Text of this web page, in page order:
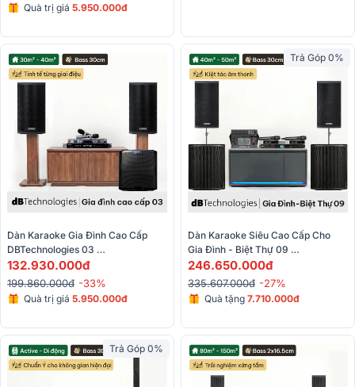
Quà trị giá 5.950.000đ
Dàn Karaoke Gia Đình Cao Cấp
DBTechnologies 03
(dBTechnologies Vio X12, BIK BPR-
5800, Alto TS15S, BBS-S290D)
132.930.000đ
199.860.000đ -33%
Quà trị giá 5.950.000đ
Trả Góp 0%
Dàn Karaoke Siêu Cao Cấp Cho
Gia Đình - Biệt Thự 09
(dBTechnologies Vio X12,
Sub618...)
246.650.000đ
335.607.000đ -27%
Quà tặng 7.710.000đ
Trả Góp 0%